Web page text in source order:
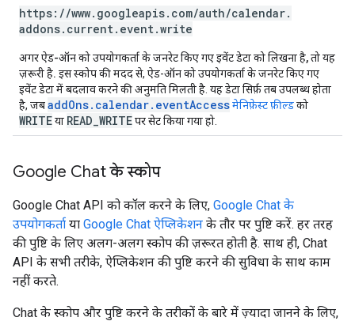
https: //www. googleapis. com/auth/calendar.
addons. current. event.write
अगर ऐड-ऑन को उपयोगकर्ता के जनरेट किए गए इवेंट डेटा को लिखना है, तो यह
ज़रूरी है. इस स्कोप की मदद से, ऐड-ऑन को उपयोगकर्ता के जनरेट किए गए
इवेंट डेटा में बदलाव करने की अनुमति मिलती है. यह डेटा सिर्फ़ तब उपलब्ध होता
है, जबaddOns.calendar.eventAccessमेनिफ़ेस्ट फ़ील्डको
WRITEया READ_WRITEपर सेट किया गया हो.
Google Chat के स्कोप
Google Chat API को कॉल करने के लिए, Google Chat के
उपयोगकर्ता या Google Chat ऐप्लिकेशन के तौर पर पुष्टि करें. हर तरह
की पुष्टि के लिए अलग-अलग स्कोप की ज़रूरत होती है. साथ ही, Chat
API के सभी तरीके, ऐप्लिकेशन की पुष्टि करने की सुविधा के साथ काम
नहीं करते.
Chat के स्कोप और पुष्टि करने के तरीकों के बारे में ज़्यादा जानने के लिए,